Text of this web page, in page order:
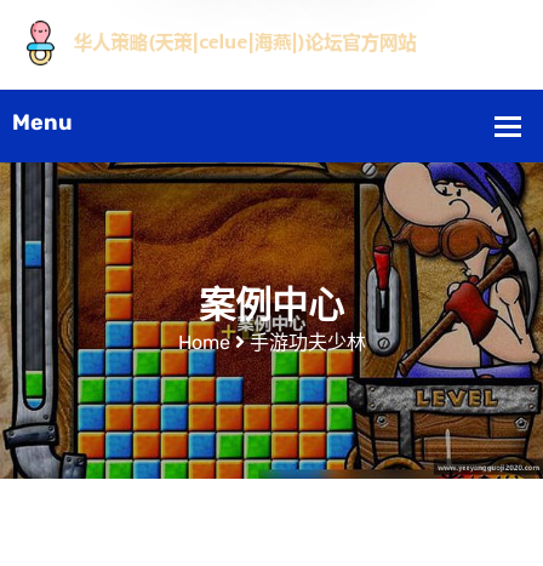
案例中心
Home 手游功夫少林